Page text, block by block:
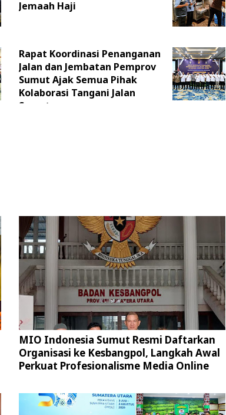
Jemaah Haji
Rapat Koordinasi Penanganan
Jalan dan Jembatan Pemprov
Sumut Ajak Semua Pihak
Kolaborasi Tangani Jalan
Sumut
MIO Indonesia Sumut Resmi Daftarkan
Organisasi ke Kesbangpol, Langkah Awal
Perkuat Profesionalisme Media Online